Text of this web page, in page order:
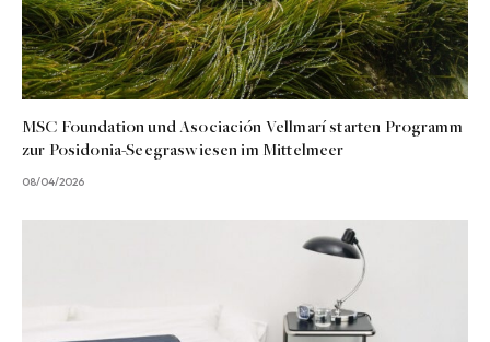
MSC Foundation und Asociación Vellmarí starten Programm
zur Posidonia-Seegraswiesen im Mittelmeer
08/04/2026